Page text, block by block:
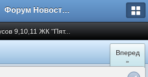
Форум Новостройки
9,10,11 ЖК "Пят...
Вперед
»